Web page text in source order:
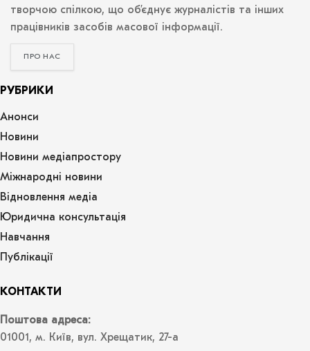
творчою спілкою, що об’єднує журналістів та інших
працівників засобів масової інформації.
ПРО НАС
РУБРИКИ
Анонси
Новини
Новини медіапростору
Міжнародні новини
Відновлення медіа
Юридична консультація
Навчання
Публікації
КОНТАКТИ
Поштова адреса:
01001, м. Київ, вул. Хрещатик, 27-а